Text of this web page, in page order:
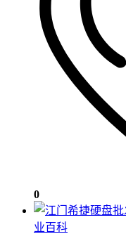
0
业百科